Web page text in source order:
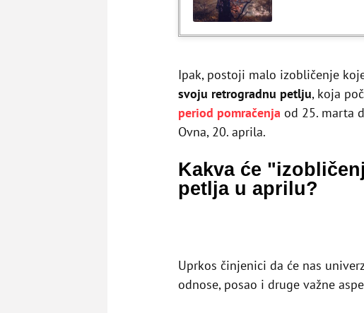
Ipak, postoji malo izobličenje
svoju retrogradnu petlju, koja
period pomračenja od 25. marta
Ovna, 20. aprila.
Kakva će
petlja u aprilu?
Uprkos činjenici da će nas
odnose, posao i druge važne